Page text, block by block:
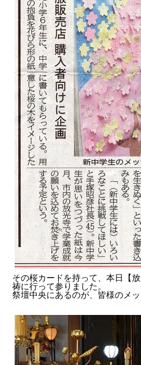
その桜カードを持って、本日【
祷に行って参りました。
祭壇中央にあるのが、皆様のメッ